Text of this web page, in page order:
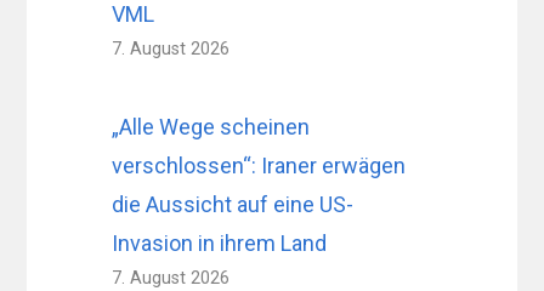
VML
7. August 2026
„Alle Wege scheinen
verschlossen“: Iraner erwägen
die Aussicht auf eine US-
Invasion in ihrem Land
7. August 2026